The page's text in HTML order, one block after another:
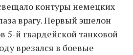
контуры немецких
врагу. Первый эшелон
5-й гвардейской танковой
врезался в боевые